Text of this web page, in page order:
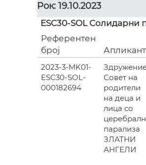
Рок: 19.10.2023
ESC30-SOL Солидарни
Референтен
број
Апликант
2023-3-MK01-
ESC30-SOL-
000182694
Совет на
родители
на деца и
лица со
парализа
ЗЛАТНИ
АНГЕЛИ